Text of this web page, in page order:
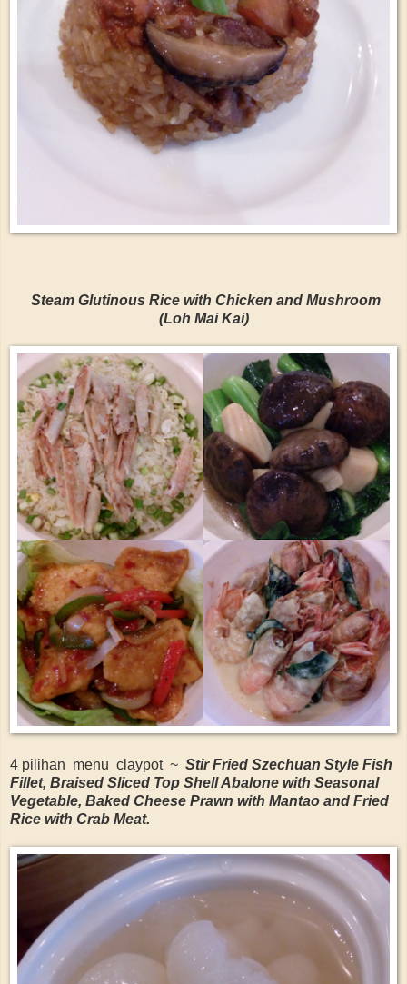
Steam Glutinous Rice with Chicken and Mushroom
(Loh Mai Kai)
4 pilihan menu claypot ~ Stir Fried Szechuan Style Fish
Fillet, Braised Sliced Top Shell Abalone with Seasonal
Vegetable, Baked Cheese Prawn with Mantao and Fried
Rice with Crab Meat.